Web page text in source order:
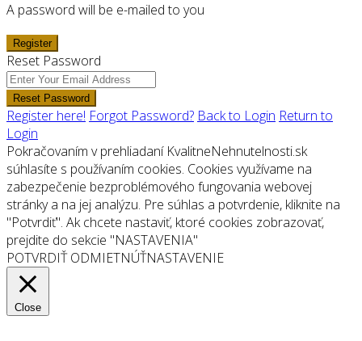
A password will be e-mailed to you
Register
Reset Password
Reset Password
Register here! Forgot Password? Back to Login Return to
Login
Pokračovaním v prehliadaní KvalitneNehnutelnosti.sk
súhlasíte s používaním cookies. Cookies využívame na
zabezpečenie bezproblémového fungovania webovej
stránky a na jej analýzu. Pre súhlas a potvrdenie, kliknite na
"Potvrdiť". Ak chcete nastaviť, ktoré cookies zobrazovať,
prejdite do sekcie "NASTAVENIA"
POTVRDIŤ ODMIETNÚŤNASTAVENIE
Close